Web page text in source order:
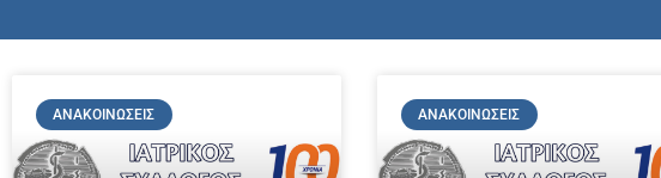
ΑΝΑΚΟΙΝΏΣΕΙΣ ΑΝΑΚΟΙΝΏΣΕΙΣ